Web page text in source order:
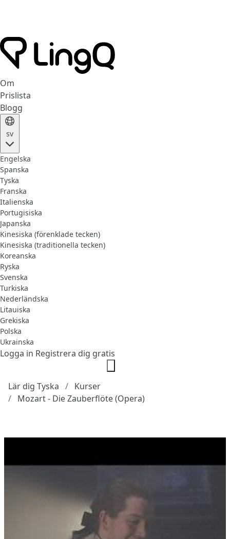
Om
Prislista
Blogg
sv
Engelska
Spanska
Tyska
Franska
Italienska
Portugisiska
Japanska
Kinesiska (förenklade tecken)
Kinesiska (traditionella tecken)
Koreanska
Ryska
Svenska
Turkiska
Nederländska
Litauiska
Grekiska
Polska
Ukrainska
Logga in Registrera dig gratis
Lär dig Tyska
Kurser
Mozart - Die Zauberflöte (Opera)